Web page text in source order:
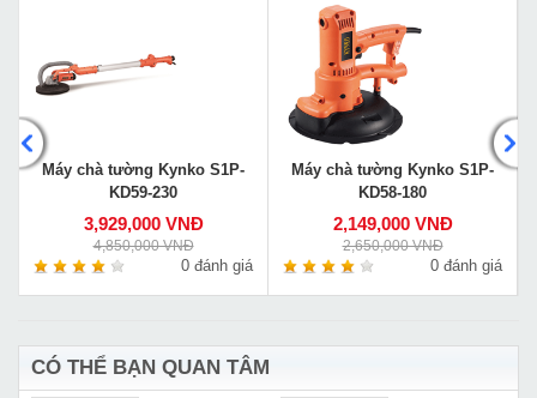
Máy chà tường Kynko S1P-
KD59-230
3,929,000 VNĐ
4,850,000 VNĐ
0 đánh giá
Máy chà tường Kynko S1P-
KD58-180
2,149,000 VNĐ
2,650,000 VNĐ
0 đánh giá
CÓ THỂ BẠN QUAN TÂM